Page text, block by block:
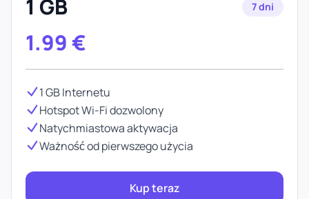
1 GB 7 dni
1.99 €
1 GB Internetu
Hotspot Wi-Fi dozwolony
Natychmiastowa aktywacja
Ważność od pierwszego użycia
Kup teraz